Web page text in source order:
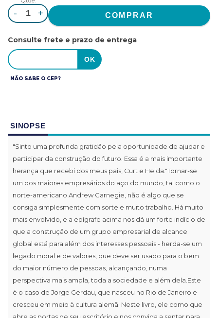
- +
Consulte frete e prazo de entrega
NÃO SABE O CEP?
SINOPSE
"Sinto uma profunda gratidão pela oportunidade de ajudar e
participar da construção do futuro. Essa é a mais importante
herança que recebi dos meus pais, Curt e Helda."Tornar-se
um dos maiores empresários do aço do mundo, tal como o
norte-americano Andrew Carnegie, não é algo que se
consiga simplesmente com sorte e muito trabalho. Há muito
mais envolvido, e a epígrafe acima nos dá um forte indício de
que a construção de um grupo empresarial de alcance
global está para além dos interesses pessoais - herda-se um
legado moral e de valores, que deve ser usado para o bem
do maior número de pessoas, alcançando, numa
perspectiva mais ampla, toda a sociedade e além dela.Este
é o caso de Jorge Gerdau, que nasceu no Rio de Janeiro e
cresceu em meio à cultura alemã. Neste livro, ele como que
abre as portas de seu escritório e nos convida a sentar para